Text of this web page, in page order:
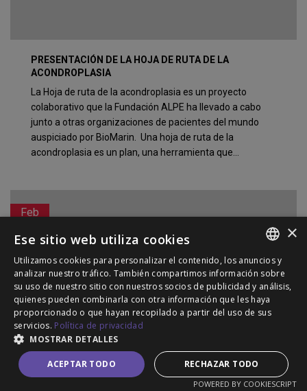
PRESENTACIÓN DE LA HOJA DE RUTA DE LA
ACONDROPLASIA
La Hoja de ruta de la acondroplasia es un proyecto
colaborativo que la Fundación ALPE ha llevado a cabo
junto a otras organizaciones de pacientes del mundo
auspiciado por BioMarin. Una hoja de ruta de la
acondroplasia es un plan, una herramienta que...
Feb
I ESCUELA DE CIRUGÍA EN ADEE
El equipo de la Fundación ALPE se traslada a Málaga
para llevar a cabo, en colaboración con la Unidad de
SPANISH
ENGLISH
PORTUGUESE
×
Ese sitio web utiliza cookies
Utilizamos cookies para personalizar el contenido, los anuncios y
analizar nuestro tráfico. También compartimos información sobre
su uso de nuestro sitio con nuestros socios de publicidad y análisis,
quienes pueden combinarla con otra información que les haya
proporcionado o que hayan recopilado a partir del uso de sus
servicios. Política de privacidad
MOSTRAR DETALLES
ACEPTAR TODO RECHAZAR TODO
POWERED BY COOKIESCRIPT